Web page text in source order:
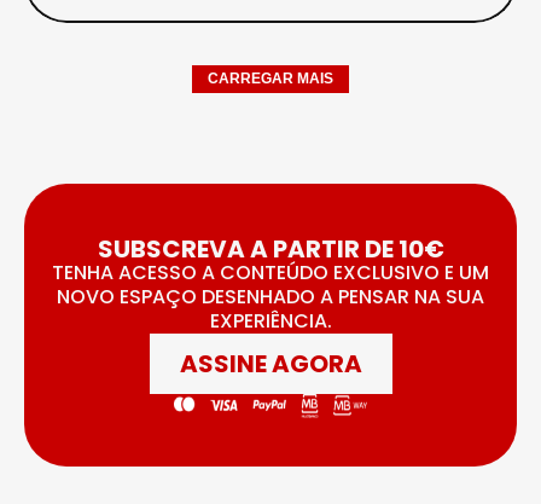
CARREGAR MAIS
SUBSCREVA A PARTIR DE 10€
TENHA ACESSO A CONTEÚDO EXCLUSIVO E UM
NOVO ESPAÇO DESENHADO A PENSAR NA SUA
EXPERIÊNCIA.
ASSINE AGORA